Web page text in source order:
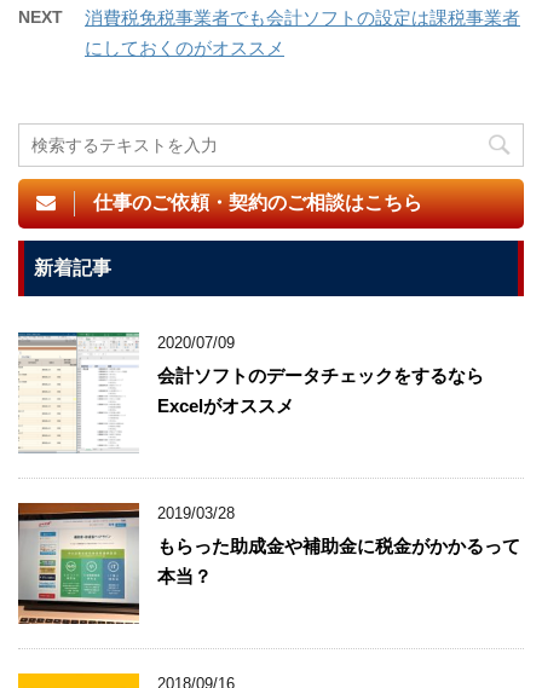
NEXT
消費税免税事業者でも会計ソフトの設定は課税事業者
にしておくのがオススメ
仕事のご依頼・契約のご相談はこちら
新着記事
2020/07/09
会計ソフトのデータチェックをするなら
Excelがオススメ
2019/03/28
もらった助成金や補助金に税金がかかるって
本当？
2018/09/16